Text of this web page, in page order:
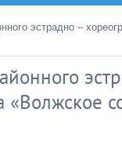
эстрадно –
«Волжское